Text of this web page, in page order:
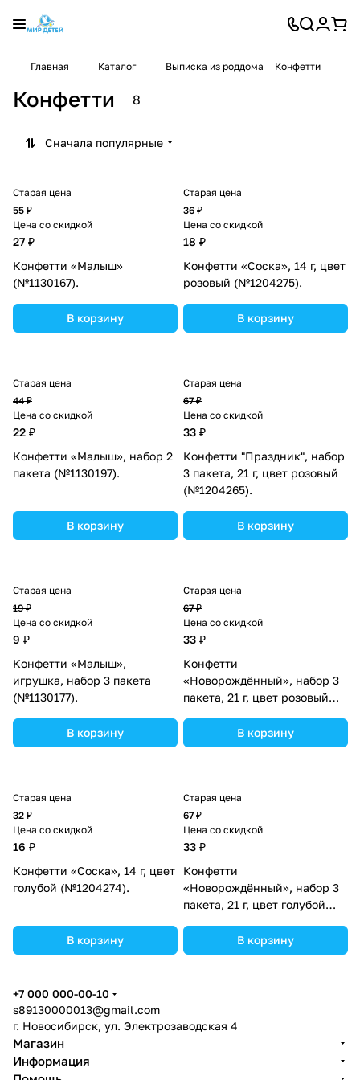
Главная Каталог Выписка из роддома Конфетти
Конфетти 8
Сначала популярные
Старая цена
55 ₽
Цена со скидкой
27 ₽
Конфетти «Малыш»
(№1130167).
В корзину
Старая цена
36 ₽
Цена со скидкой
18 ₽
Конфетти «Соска», 14 г, цвет
розовый (№1204275).
В корзину
Старая цена
44 ₽
Цена со скидкой
22 ₽
Конфетти «Малыш», набор 2
пакета (№1130197).
В корзину
Старая цена
67 ₽
Цена со скидкой
33 ₽
Конфетти "Праздник", набор
3 пакета, 21 г, цвет розовый
(№1204265).
В корзину
Старая цена
19 ₽
Цена со скидкой
9 ₽
Конфетти «Малыш»,
игрушка, набор 3 пакета
(№1130177).
В корзину
Старая цена
67 ₽
Цена со скидкой
33 ₽
Конфетти
«Новорождённый», набор 3
пакета, 21 г, цвет розовый
В корзину
Старая цена
32 ₽
Цена со скидкой
16 ₽
Конфетти «Соска», 14 г, цвет
голубой (№1204274).
В корзину
Старая цена
67 ₽
Цена со скидкой
33 ₽
Конфетти
«Новорождённый», набор 3
пакета, 21 г, цвет голубой
В корзину
+7 000 000-00-10
s89130000013@gmail.com
г. Новосибирск, ул. Электрозаводская 4
Магазин
Информация